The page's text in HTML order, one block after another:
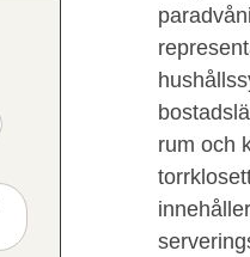
rum och